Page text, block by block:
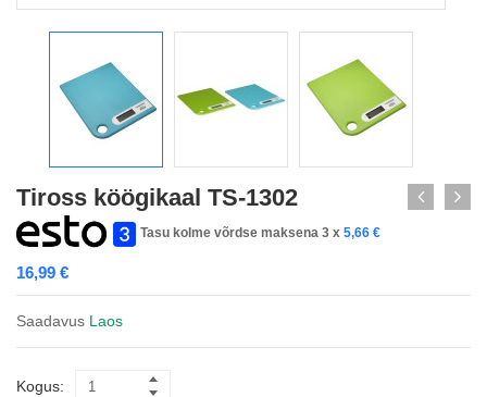
Tiross köögikaal TS-1302
Tasu kolme võrdse maksena 3 x 5,66 €
16,99 €
Saadavus Laos
Kogus: